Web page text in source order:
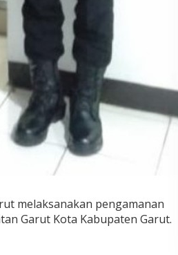
melaksanakan pengamanan
Garut Kota Kabupaten Garut.